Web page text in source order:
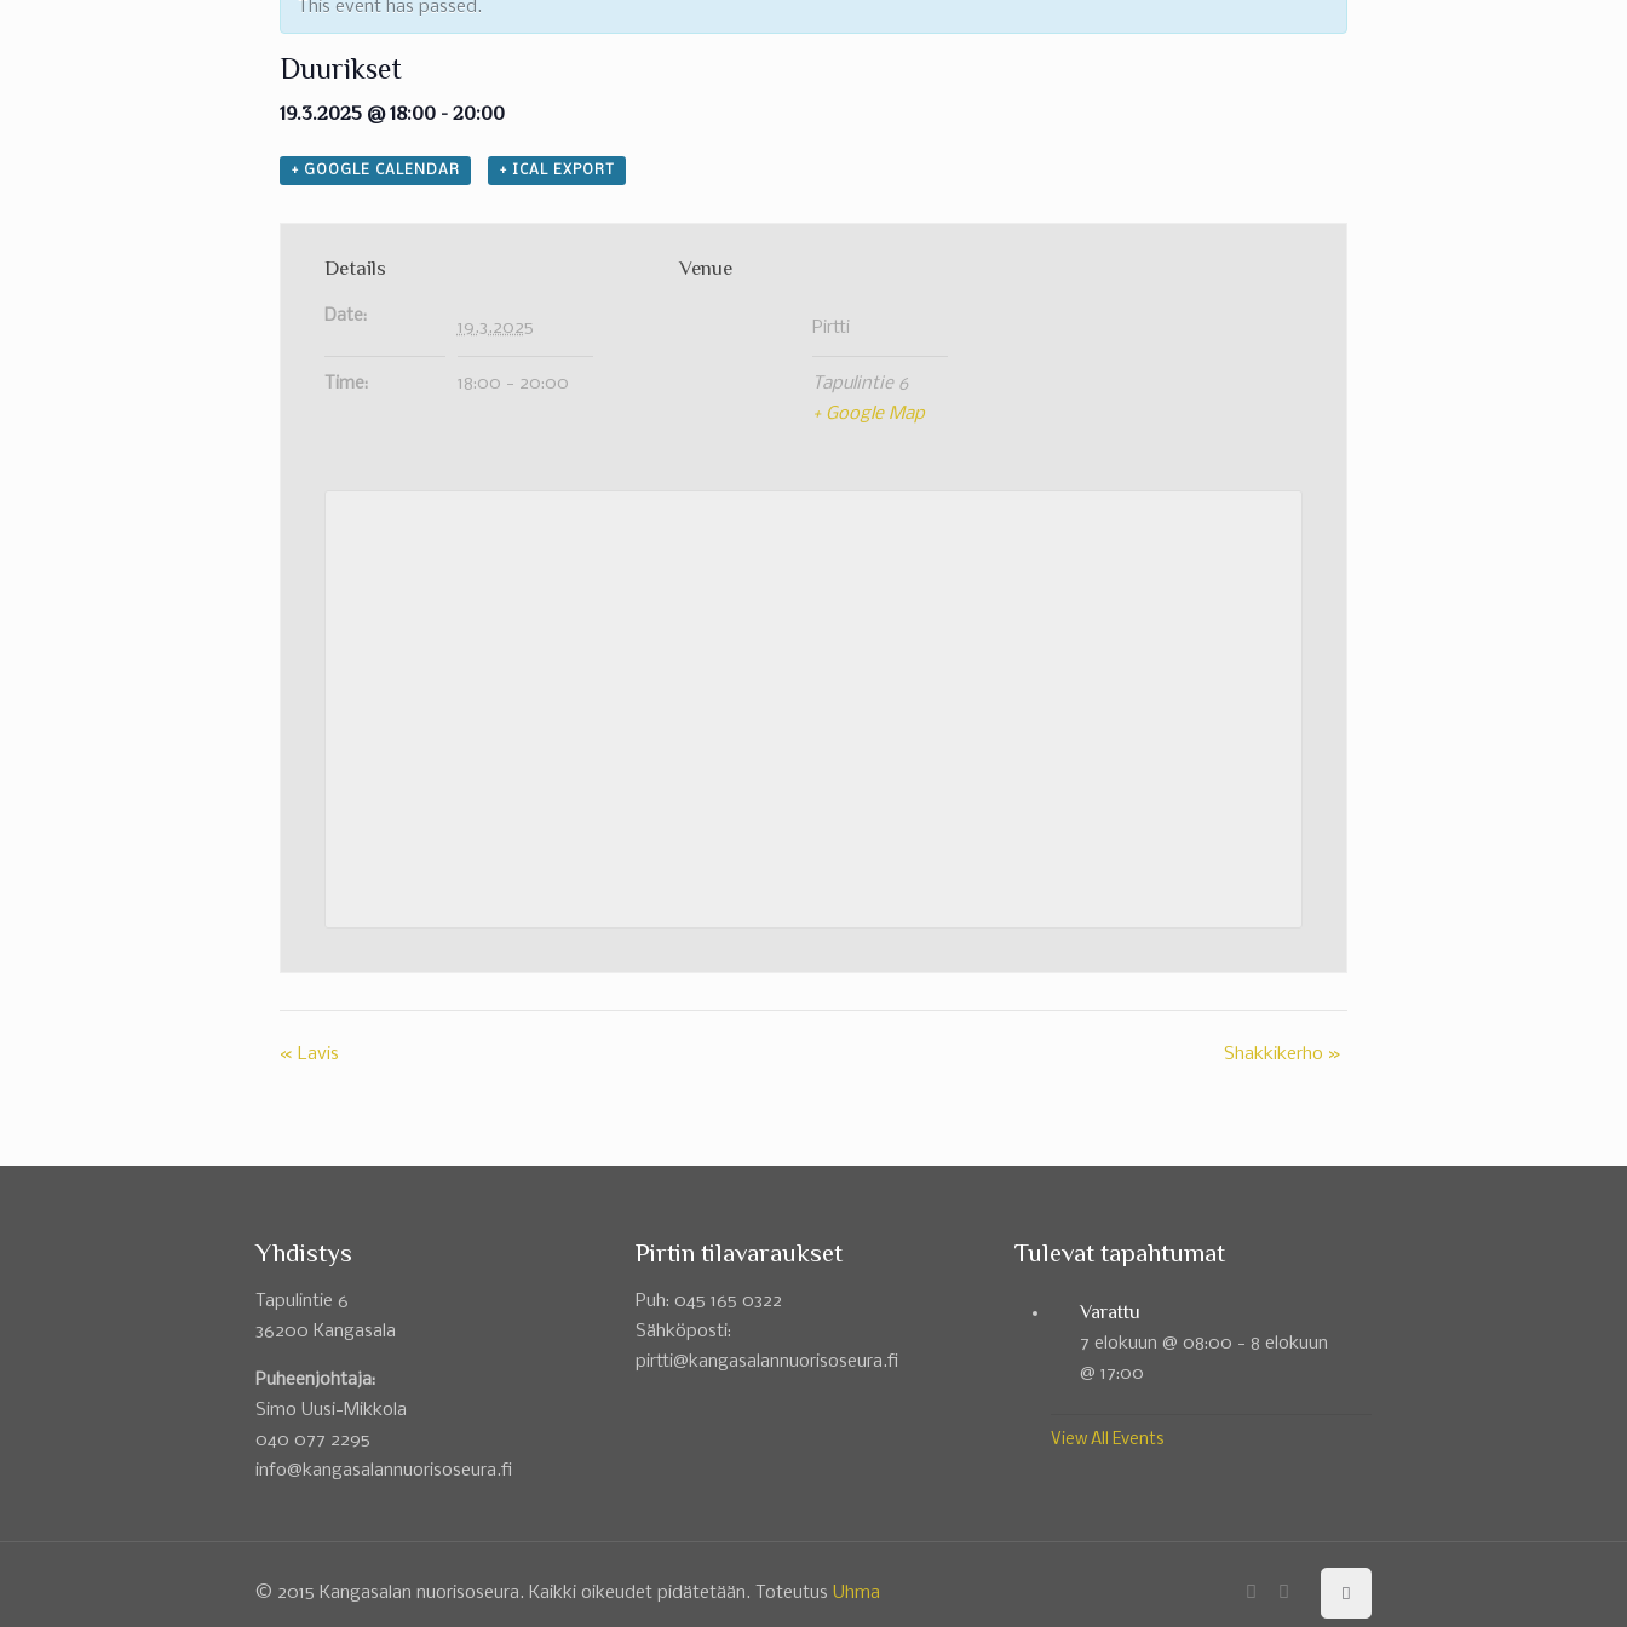
This event has passed.
Duurikset
19.3.2025 @ 18:00 -20:00
+ GOOGLE CALENDAR + ICAL EXPORT
Details
Date:
19.3.2025
Time: 18:00 - 20:00
Venue
Pirtti
Tapulintie 6
+ Google Map
« Lavis Shakkikerho »
Yhdistys
Tapulintie 6
36200 Kangasala
Puheenjohtaja:
Simo Uusi-Mikkola
040 077 2295
info@kangasalannuorisoseura.fi
Pirtin tilavaraukset
Puh: 045 165 0322
Sähköposti:
pirtti@kangasalannuorisoseura.fi
Tulevat tapahtumat
Varattu
7 elokuun @ 08:00 - 8 elokuun
@ 17:00
View All Events
© 2015 Kangasalan nuorisoseura. Kaikki oikeudet pidätetään. ToteutusUhma